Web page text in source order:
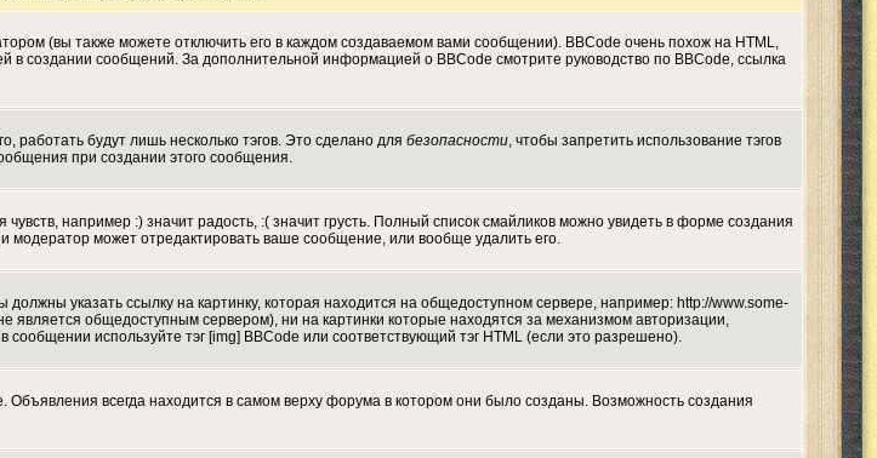
(вы также можете отключить его в каждом создаваемом вами сообщении). BBCode очень похож на HTML,
в создании сообщений. За дополнительной информацией о BBCode смотрите руководство по BBCode, ссылка
работать будут лишь несколько тэгов. Это сделано для безопасности, чтобы запретить использование тэгов
при создании этого сообщения.
например :) значит радость, :( значит грусть. Полный список смайликов можно увидеть в форме создания
модератор может отредактировать ваше сообщение, или вообще удалить его.
указать ссылку на картинку, которая находится на общедоступном сервере, например: http://www.some-
является общедоступным сервером), ни на картинки которые находятся за механизмом авторизации,
используйте тэг [img] BBCode или соответствующий тэг HTML (если это разрешено).
всегда находится в самом верху форума в котором они было созданы. Возможность создания